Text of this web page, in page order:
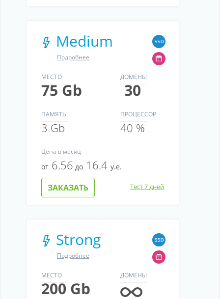
Подробнее
Medium
МЕСТО
75 Gb
ДОМЕНЫ
30
ПАМЯТЬ
3 Gb
ПРОЦЕССОР
40 %
Цена в месяц
от 6.56 до 16.4 у.е.
ЗАКАЗАТЬ Тест 7 дней
Подробнее
Strong
МЕСТО
200 Gb
ДОМЕНЫ